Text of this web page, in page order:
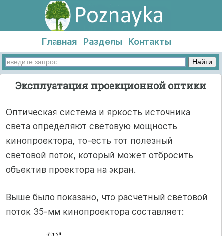
Главная Разделы Контакты
Эксплуатация проекционной оптики
Оптическая система и яркость источника
света определяют световую мощность
кинопроектора, то-есть тот полезный
световой поток, который может отбросить
объектив проектора на экран.
Выше было показано, что расчетный световой
поток 35-мм кинопроектора составляет: